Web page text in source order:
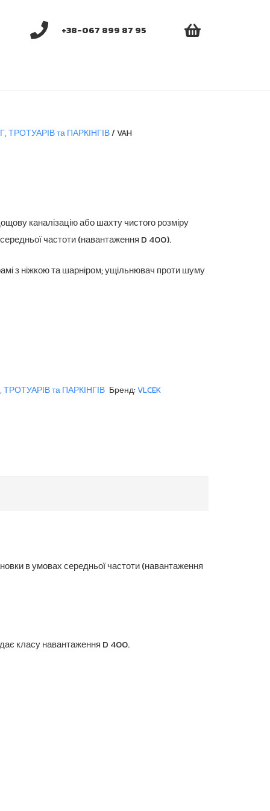
+38-067 899 87 95
та ПАРКІНГІВ/ VAH
каналізацію або шахту чистого розміру
частоти (навантаження D 400).
з ніжкою та шарніром; ущільнювач проти шуму
та ПАРКІНГІВ Бренд:VLCEK
в умовах середньої частоти (навантаження
класу навантаження D 400.